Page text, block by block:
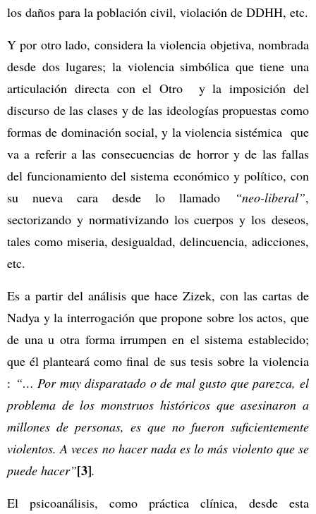
los daños para la población civil, violación de DDHH, etc.
Y por otro lado, considera la violencia objetiva, nombrada
desde dos lugares; la violencia simbólica que tiene una
articulación directa con el Otro y la imposición del
discurso de las clases y de las ideologías propuestas como
formas de dominación social, y la violencia sistémica que
va a referir a las consecuencias de horror y de las fallas
del funcionamiento del sistema económico y político, con
su nueva cara desde lo llamado
“neo-liberal”,
sectorizando y normativizando los cuerpos y los deseos,
tales como miseria, desigualdad, delincuencia, adicciones,
etc.
Es a partir del análisis que hace Zizek, con las cartas de
Nadya y la interrogación que propone sobre los actos, que
de una u otra forma irrumpen en el sistema establecido;
que él planteará como final de sus tesis sobre la violencia
: “… Por muy disparatado o de mal gusto que parezca, el
problema de los monstruos históricos que asesinaron a
millones de personas, es que no fueron suficientemente
violentos. A veces no hacer nada es lo más violento que se
puede hacer”[3].
El psicoanálisis, como práctica clínica, desde esta